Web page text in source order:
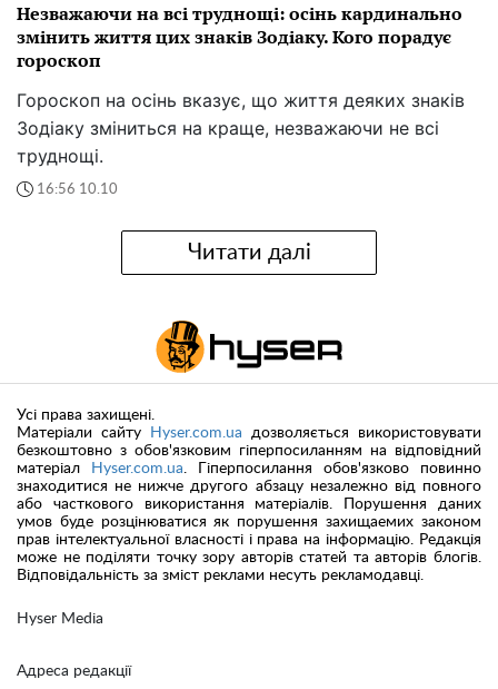
Незважаючи на всі труднощі: осінь кардинально
змінить життя цих знаків Зодіаку. Кого порадує
гороскоп
Гороскоп на осінь вказує, що життя деяких знаків
Зодіаку зміниться на краще, незважаючи не всі
труднощі.
16:56 10.10
Читати далі
Hyser Media
Адреса редакції
Усі права захищені.
Матеріали сайту
Hyser.com.ua дозволяється використовувати
безкоштовно з обов'язковим гіперпосиланням на відповідний
матеріал
Hyser.com.ua. Гіперпосилання обов'язково повинно
знаходитися не нижче другого абзацу незалежно від повного
або часткового використання матеріалів. Порушення даних
умов буде розцінюватися як порушення захищаемих законом
прав інтелектуальної власності і права на інформацію. Редакція
може не поділяти точку зору авторів статей та авторів блогів.
Відповідальність за зміст реклами несуть рекламодавці.